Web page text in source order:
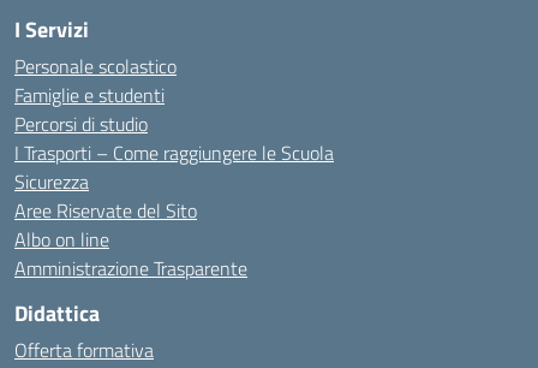
I Servizi
Personale scolastico
Famiglie e studenti
Percorsi di studio
I Trasporti – Come raggiungere le Scuola
Sicurezza
Aree Riservate del Sito
Albo on line
Amministrazione Trasparente
Didattica
Offerta formativa